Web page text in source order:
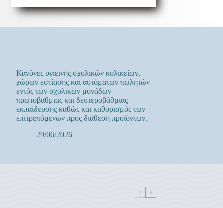
Κανόνες υγιεινής σχολικών κυλικείων,
χώρων εστίασης και αυτόματων πωλητών
εντός των σχολικών μονάδων
πρωτοβάθμιας και δευτεροβάθμιας
εκπαίδευσης καθώς και καθορισμός των
επιτρεπόμενων προς διάθεση προϊόντων.
29/06/2026